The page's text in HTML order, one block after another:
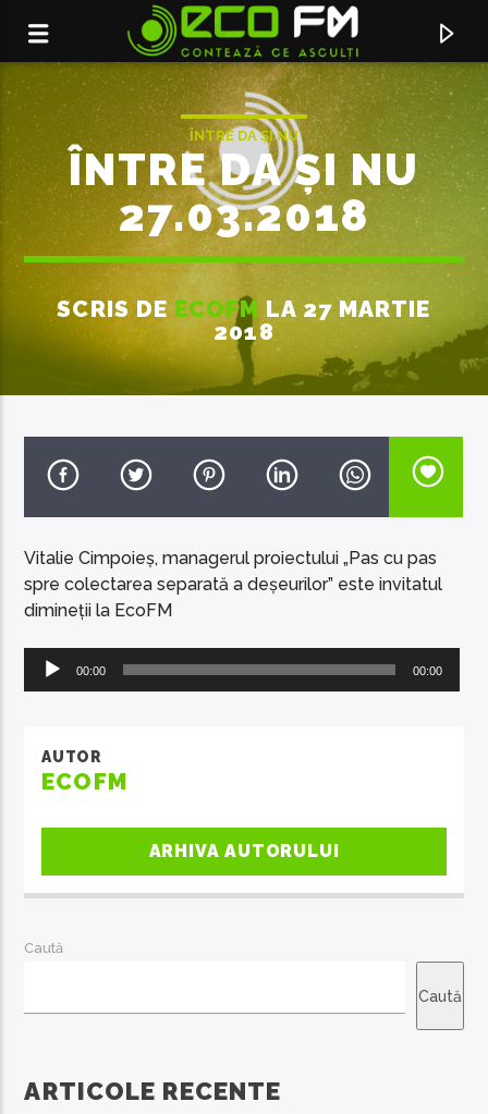
OLIVER KOLETZKI FEAT. FRAN
ÎNTRE DA ȘI NU
ÎNTRE DA ȘI NU
27.03.2018
SCRIS DEECOFM LA 27 MARTIE
2018
Vitalie Cimpoieș, managerul proiectului „Pas cu pas
spre colectarea separată a deșeurilor” este invitatul
dimineții la EcoFM
Player
00:00 00:00
AUTOR
ECOFM
ARHIVA AUTORULUI
Caută
Caută
ARTICOLE RECENTE